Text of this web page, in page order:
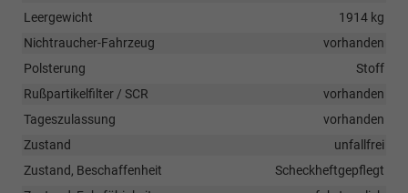
Leergewicht
1914 kg
Nichtraucher-Fahrzeug
vorhanden
Polsterung
Stoff
Rußpartikelfilter / SCR
vorhanden
Tageszulassung
vorhanden
Zustand
unfallfrei
Zustand, Beschaffenheit
Scheckheftgepflegt